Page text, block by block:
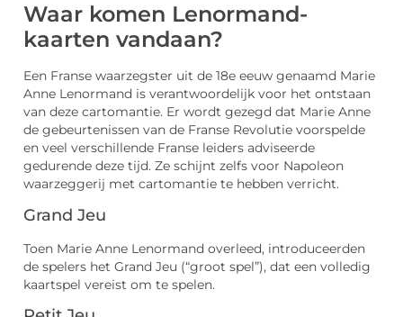
Waar komen Lenormand-
kaarten vandaan?
Een Franse waarzegster uit de 18e eeuw genaamd Marie
Anne Lenormand is verantwoordelijk voor het ontstaan
van deze cartomantie. Er wordt gezegd dat Marie Anne
de gebeurtenissen van de Franse Revolutie voorspelde
en veel verschillende Franse leiders adviseerde
gedurende deze tijd. Ze schijnt zelfs voor Napoleon
waarzeggerij met cartomantie te hebben verricht.
Grand Jeu
Toen Marie Anne Lenormand overleed, introduceerden
de spelers het Grand Jeu (“groot spel”), dat een volledig
kaartspel vereist om te spelen.